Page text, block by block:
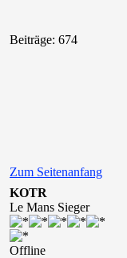
Beiträge: 674
Zum Seitenanfang
KOTR
Le Mans Sieger
Offline